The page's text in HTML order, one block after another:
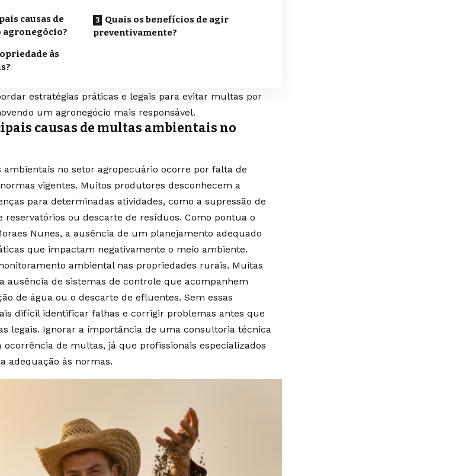
causas de
agronegócio?
às
Quais os benefícios de agir
preventivamente?
estratégias práticas e legais para evitar multas por
um agronegócio mais responsável.
causas de multas ambientais no
no setor agropecuário ocorre por falta de
vigentes. Muitos produtores desconhecem a
para determinadas atividades, como a supressão de
reservatórios ou descarte de resíduos. Como pontua o
Nunes, a ausência de um planejamento adequado
que impactam negativamente o meio ambiente.
ambiental nas propriedades rurais. Muitas
ausência de sistemas de controle que acompanhem
de água ou o descarte de efluentes. Sem essas
difícil identificar falhas e corrigir problemas antes que
legais. Ignorar a importância de uma consultoria técnica
de multas, já que profissionais especializados
adequação às normas.